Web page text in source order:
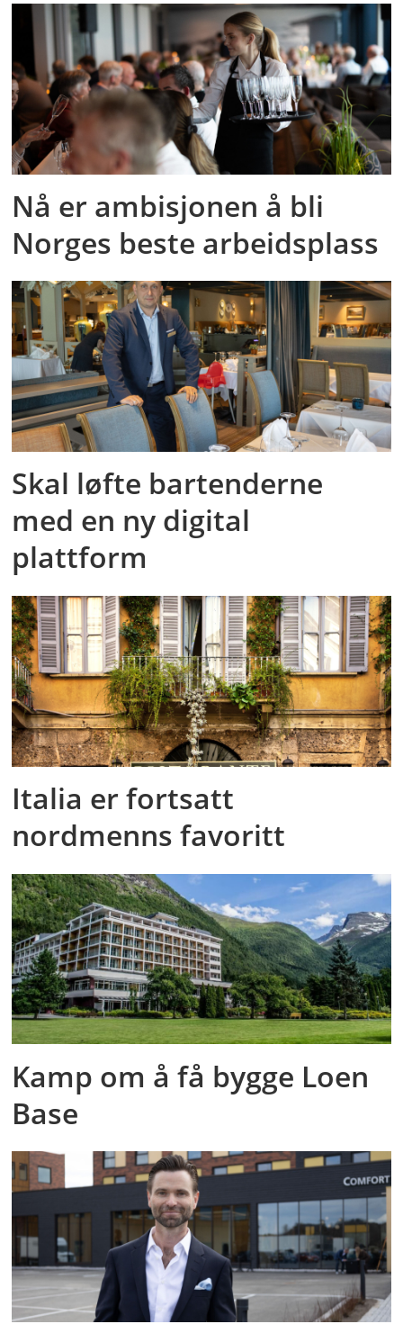
Nå er ambisjonen å bli
Norges beste arbeidsplass
Skal løfte bartenderne
med en ny digital
plattform
Italia er fortsatt
nordmenns favoritt
Kamp om å få bygge Loen
Base